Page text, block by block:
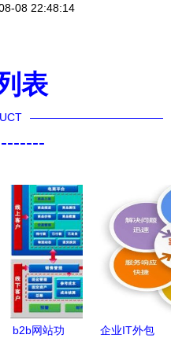
08 22:48:14
表
b2b网站功
企业IT外包